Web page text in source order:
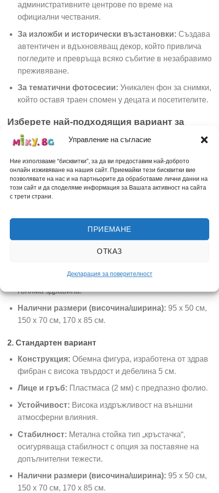
Управление на съгласие
Ние използваме “бисквитки”, за да ви предоставим най-доброто
онлайн изживяване на нашия сайт. Приемайки тези бисквитки вие
позволявате на нас и на партньорите да обработваме лични данни на
този сайт и да споделяме информация за Вашата активност на сайта
с трети страни.
ПРИЕМАНЕ
ОТКАЗ
Декларация за поверителност
административните центрове по време на
официални чествания.
За изложби и исторически възстановки: Създава
автентичен и вдъхновяващ декор, който привлича
погледите и превръща всяко събитие в незабравимо
преживяване.
За тематични фотосесии: Уникален фон за снимки,
който оставя траен спомен у децата и посетителите.
Изберете най-подходящия вариант за
Вашите нужди:
Конструкция:Обемна фигура, изработена от
висококачествен фибран с висока твърдост и
дебелина 10 см.
на атмосферни влияния фолио.
материали, проектирани за многогодишна употреба
Специален метален скелет за по-
голяма здравина.
Налични размери (височина/ширина): 95 х 50 см,
150 х 70 см, 170 х 85 см.
2. Стандартен вариант
Конструкция: Обемна фигура, изработена от здрав
фибран с висока твърдост и дебелина 5 см.
Лице и гръб: Пластмаса (2 мм) с предпазно фолио.
Устойчивост: Висока издръжливост на външни
атмосферни влияния.
Стабилност: Метална стойка тип „кръстачка“,
осигуряваща стабилност с опция за поставяне на
допълнителни тежести.
Налични размери (височина/ширина): 95 х 50 см,
150 х 70 см, 170 х 85 см.